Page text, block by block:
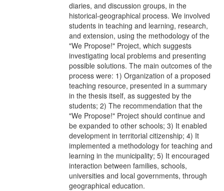
diaries, and discussion groups, in the
historical-geographical process. We involved
students in teaching and learning, research,
and extension, using the methodology of the
"We Propose!" Project, which suggests
investigating local problems and presenting
possible solutions. The main outcomes of the
process were: 1) Organization of a proposed
teaching resource, presented in a summary
in the thesis itself, as suggested by the
students; 2) The recommendation that the
"We Propose!" Project should continue and
be expanded to other schools; 3) It enabled
development in territorial citizenship; 4) It
implemented a methodology for teaching and
learning in the municipality; 5) It encouraged
interaction between families, schools,
universities and local governments, through
geographical education.